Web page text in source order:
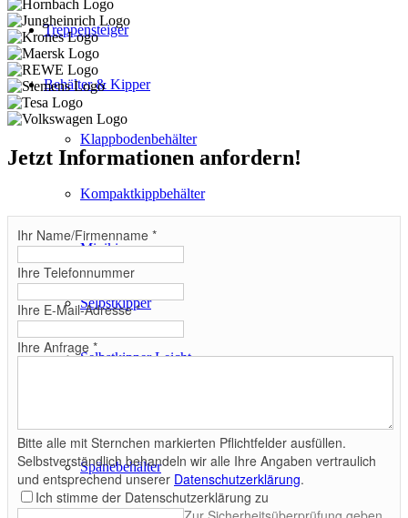
Treppensteiger
Behälter & Kipper
Klappbodenbehälter
Kompaktkippbehälter
Minikipper
Selbstkipper
Selbstkipper Leicht
Spänebehälter
Jetzt Informationen anfordern!
Ihr Name/Firmenname *
Ihre Telefonnummer
Ihre E-Mail-Adresse*
Ihre Anfrage *
Bitte alle mit Sternchen markierten Pflichtfelder ausfüllen.
Selbstverständlich behandeln wir alle Ihre Angaben vertraulich
und entsprechend unserer Datenschutzerklärung.
Ich stimme der Datenschutzerklärung zu